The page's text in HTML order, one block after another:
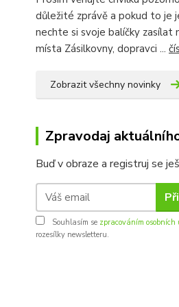
důležité zprávě a pokud to je
nechte si svoje balíčky zasílat
místa Zásilkovny, dopravci ...
Zobrazit všechny novinky
Zpravodaj
Buď v obraze a registruj se
Souhlasím se zpracováním osobních
rozesílky newsletteru.